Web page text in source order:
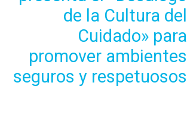
de la Cultura del
Cuidado» para
promover ambientes
seguros y respetuosos